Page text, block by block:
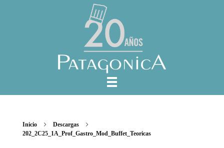
Inicio
Descargas
202_2C25_1A_Prof_Gastro_Mod_Buffet_Teoricas